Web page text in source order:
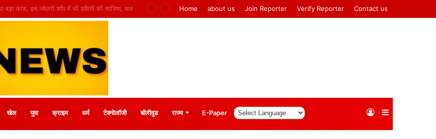
10 अगस्त को मुस्कानों से सजेगी खास शाम Home about us Join Reporter Verify Reporter Contact us
खेल युवा क्राइम धर्म टेक्नोलॉजी बॉलीवुड राज्य E-Paper Sidebar
Log